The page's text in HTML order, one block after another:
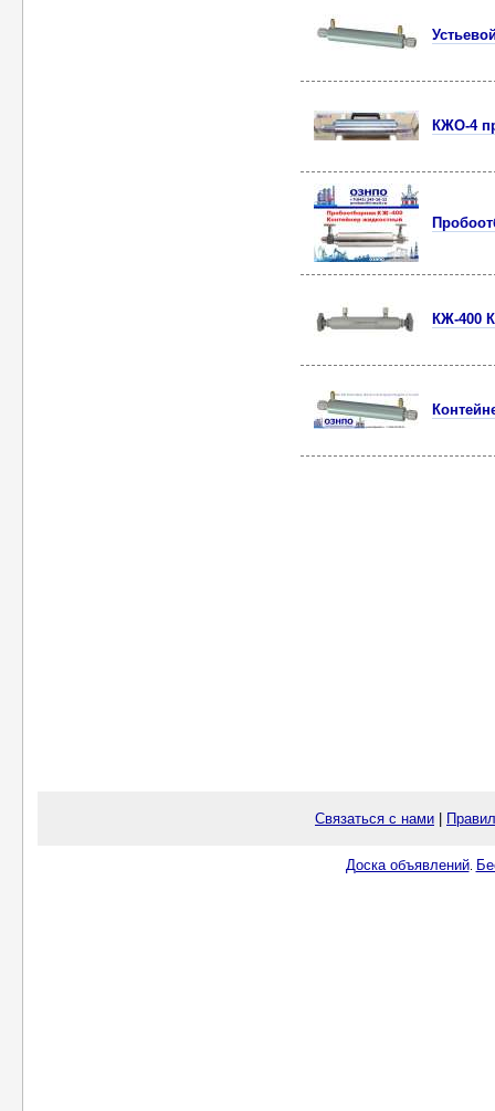
КЖО-4
КЖ-400
Связаться с нами
Доска объявлений.